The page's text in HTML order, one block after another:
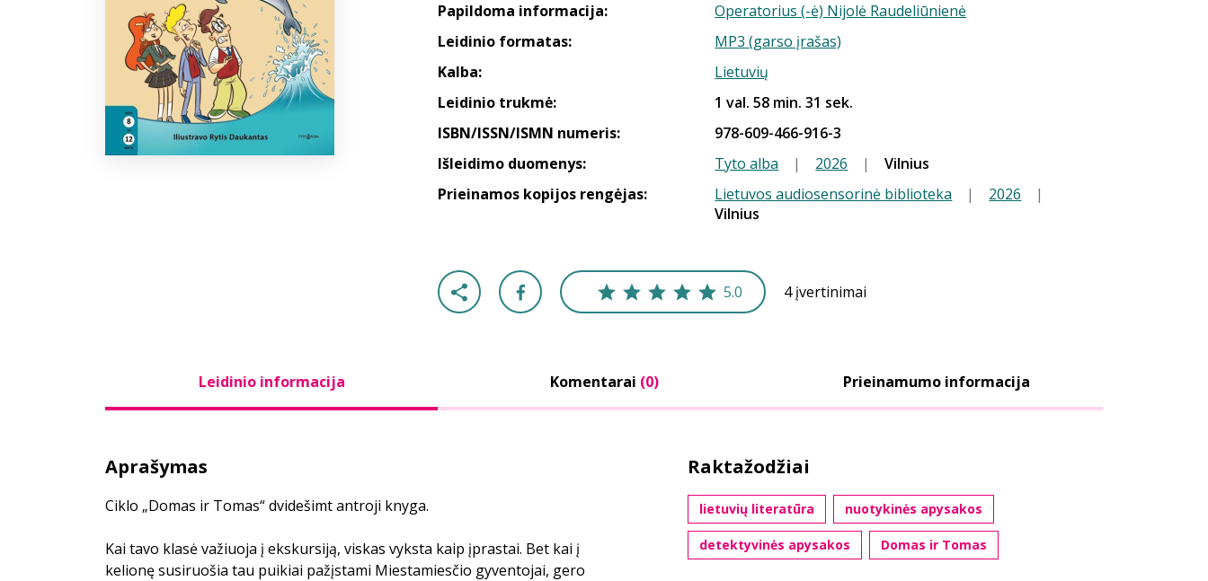
Papildoma informacija:
Operatorius (-ė) Nijolė Raudeliūnienė
Leidinio formatas:
MP3 (garso įrašas)
Kalba:
Lietuvių
Leidinio trukmė:
1 val. 58 min. 31 sek.
ISBN/ISSN/ISMN numeris:
978-609-466-916-3
Išleidimo duomenys:
Tyto alba | 2026 |
Vilnius
Prieinamos kopijos rengėjas:
Lietuvos audiosensorinė biblioteka | 2026
|
Vilnius
5.0 4 įvertinimai
Leidinio informacija Komentarai (0) Prieinamumo informacija
Aprašymas
Ciklo „Domas ir Tomas“ dvidešimt antroji knyga.
Kai tavo klasė važiuoja į ekskursiją, viskas vyksta kaip įprastai. Bet kai į
kelionę susiruošia tau puikiai pažįstami Miestamiesčio gyventojai, gero
Raktažodžiai
lietuvių literatūra nuotykinės apysakos
detektyvinės apysakos Domas ir Tomas